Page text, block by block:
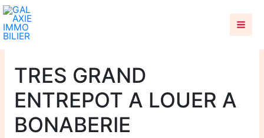
Aller
contenu
TRES GRAND
ENTREPOT A LOUER A
BONABERIE